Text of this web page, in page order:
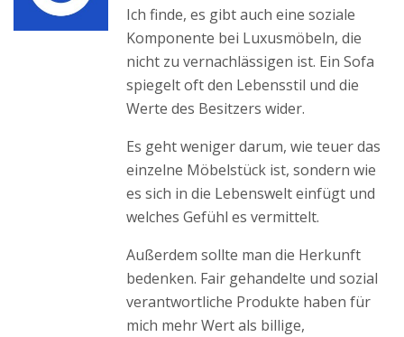
Ich finde, es gibt auch eine soziale
Komponente bei Luxusmöbeln, die
nicht zu vernachlässigen ist. Ein Sofa
spiegelt oft den Lebensstil und die
Werte des Besitzers wider.
Es geht weniger darum, wie teuer das
einzelne Möbelstück ist, sondern wie
es sich in die Lebenswelt einfügt und
welches Gefühl es vermittelt.
Außerdem sollte man die Herkunft
bedenken. Fair gehandelte und sozial
verantwortliche Produkte haben für
mich mehr Wert als billige,